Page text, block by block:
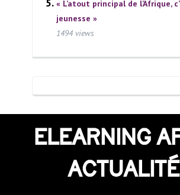
« L’atout principal de l’Afrique,
jeunesse »
1494 views
ELEARNING